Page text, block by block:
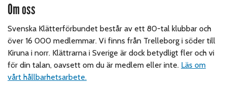
Om oss
Svenska Klätterförbundet består av ett 80-tal klubbar och
över 16 000 medlemmar. Vi finns från Trelleborg i söder till
Kiruna i norr. Klättrarna i Sverige är dock betydligt fler och vi
för din talan, oavsett om du är medlem eller inte. Läs om
vårt hållbarhetsarbete.